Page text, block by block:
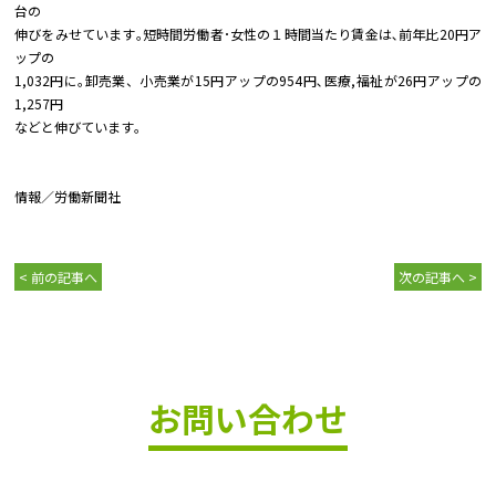
台の
伸びをみせています｡短時間労働者･女性の１時間当たり賃金は､前年比20円ア
ップの
1,032円に｡卸売業、小売業が15円アップの954円､医療,福祉が26円アップの
1,257円
などと伸びています｡
情報／労働新聞社
< 前の記事へ 次の記事へ >
お問い合わせ